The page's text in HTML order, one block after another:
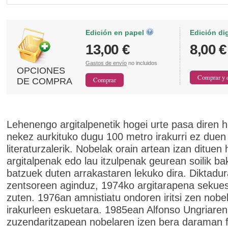
OPCIONES
DE COMPRA
Edición en papel
13,00 €
Gastos de envío no incluidos
Edición
8,00 €
Lehenengo argitalpenetik hogei urte pasa diren
nekez aurkituko dugu 100 metro irakurri ez
literaturzalerik. Nobelak orain artean izan dituen
argitalpenak edo lau itzulpenak geurean soilik
batzuek duten arrakastaren lekuko dira.
zentsoreen aginduz, 1974ko argitarapena
zuten. 1976an amnistiatu ondoren iritsi zen
irakurleen eskuetara. 1985ean Alfonso Ungriaren
zuzendaritzapean nobelaren izen bera daraman